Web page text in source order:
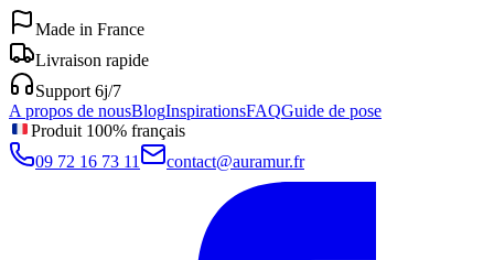
Made in France
Livraison rapide
Support 6j/7
A propos de nousBlogInspirationsFAQGuide de pose
Produit 100% français
09 72 16 73 11
contact@auramur.fr